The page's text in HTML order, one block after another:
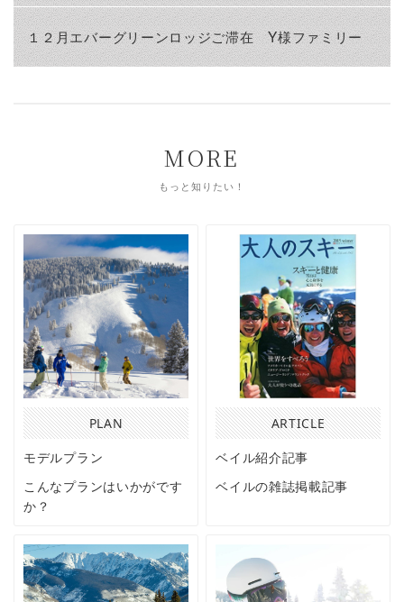
１２月エバーグリーンロッジご滞在 Y様ファミリー
MORE
もっと知りたい！
PLAN
モデルプラン
こんなプランはいかがです
か？
ARTICLE
ベイル紹介記事
ベイルの雑誌掲載記事